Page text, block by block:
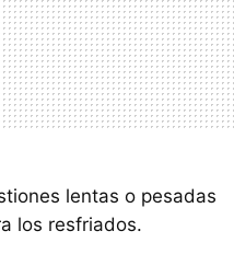
lentas o pesadas
los resfriados.